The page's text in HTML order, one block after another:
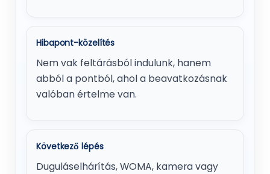
Hibapont-közelítés
Nem vak feltárásból indulunk, hanem
abból a pontból, ahol a beavatkozásnak
valóban értelme van.
Következő lépés
Duguláselhárítás, WOMA, kamera vagy